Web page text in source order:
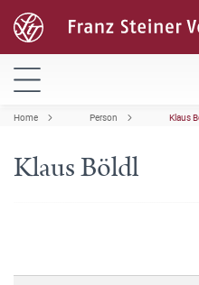
Home Person Klaus
Klaus Böldl